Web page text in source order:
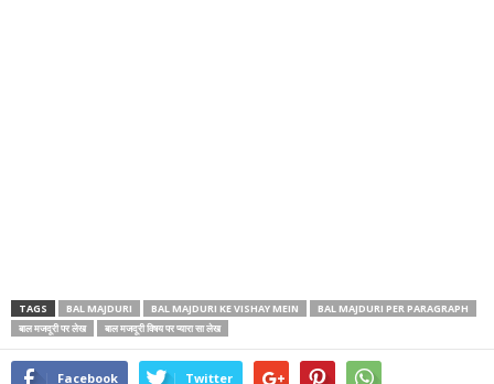
TAGS BAL MAJDURI BAL MAJDURI KE VISHAY MEIN
BAL MAJDURI PER PARAGRAPH
बाल मजदूरी पर लेख
बाल मजदूरी विषय पर प्यारा सा लेख
Facebook Twitter